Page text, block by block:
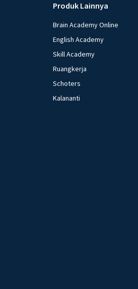
Produk Lainnya
Brain Academy Online
English Academy
Skill Academy
Ruangkerja
Schoters
Kalananti